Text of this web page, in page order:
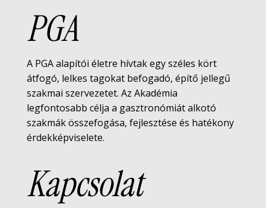
PGA
A PGA alapítói életre hívtak egy széles kört
átfogó, lelkes tagokat befogadó, építő jellegű
szakmai szervezetet. Az Akadémia
legfontosabb célja a gasztronómiát alkotó
szakmák összefogása, fejlesztése és hatékony
érdekképviselete.
Kapcsolat